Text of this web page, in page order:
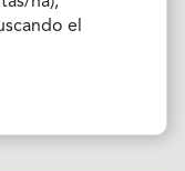
el